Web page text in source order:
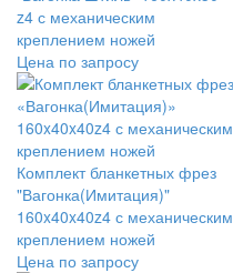
z4 с механическим
креплением ножей
Цена по запросу
Комплект бланкетных фрез
"Вагонка(Имитация)"
160x40x40z4 с механическим
креплением ножей
Цена по запросу